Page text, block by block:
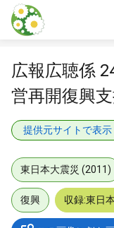
本文に飛ぶ
広報広聴係
営再開復興
提供元サイトで表示
東日本大震災 (2011)
復興 収録:東日